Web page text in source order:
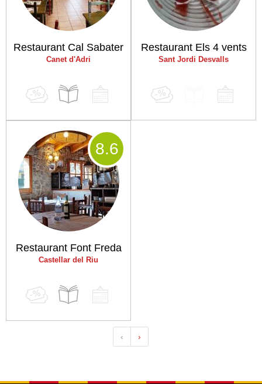
Restaurant Cal Sabater
Canet d'Adri
Restaurant Els 4 vents
Sant Jordi Desvalls
Restaurant Font Freda
Castellar del Riu
8.6
‹ ›